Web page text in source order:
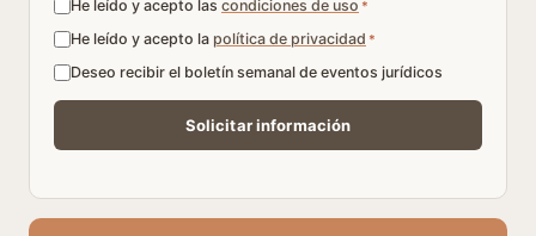
He leído y acepto las condiciones de uso *
He leído y acepto la política de privacidad *
Deseo recibir el boletín semanal de eventos jurídicos